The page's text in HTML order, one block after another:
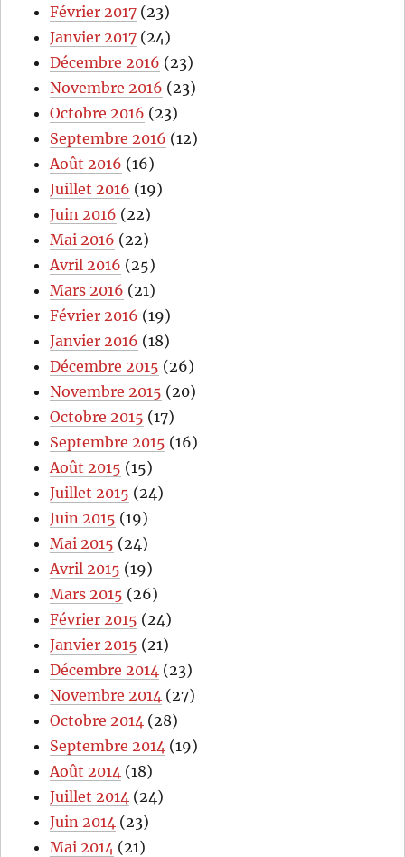
Février 2017 (23)
Janvier 2017 (24)
Décembre 2016 (23)
Novembre 2016 (23)
Octobre 2016 (23)
Septembre 2016 (12)
Août 2016 (16)
Juillet 2016 (19)
Juin 2016 (22)
Mai 2016 (22)
Avril 2016 (25)
Mars 2016 (21)
Février 2016 (19)
Janvier 2016 (18)
Décembre 2015 (26)
Novembre 2015 (20)
Octobre 2015 (17)
Septembre 2015 (16)
Août 2015 (15)
Juillet 2015 (24)
Juin 2015 (19)
Mai 2015 (24)
Avril 2015 (19)
Mars 2015 (26)
Février 2015 (24)
Janvier 2015 (21)
Décembre 2014 (23)
Novembre 2014 (27)
Octobre 2014 (28)
Septembre 2014 (19)
Août 2014 (18)
Juillet 2014 (24)
Juin 2014 (23)
Mai 2014 (21)